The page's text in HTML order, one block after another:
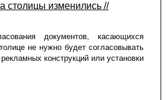
столицы изменились //
документов, касающихся
не нужно будет согласовывать
конструкций или установки